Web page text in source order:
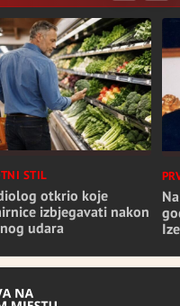
STIL
otkrio koje
izbjegavati nakon
udara